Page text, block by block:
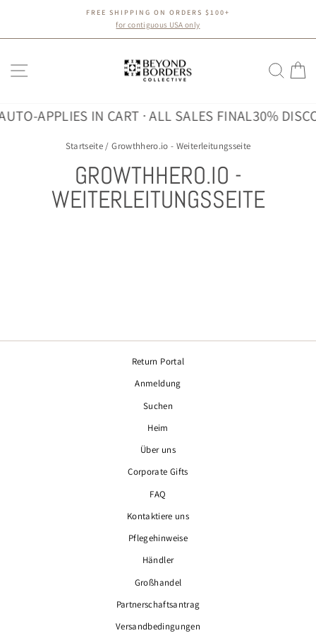
Inhalt
Pause
FREE SHIPPING ON ORDERS $100+
for contiguous USA only
SEITENNAVIGATION
APPLIES IN CART · ALL SALES FINAL30%
Startseite / Growthhero.io - Weiterleitungsseite
GROWTHHERO.IO -
WEITERLEITUNGSSEITE
Return Portal
Anmeldung
Suchen
Heim
Über uns
Corporate Gifts
FAQ
Kontaktiere uns
Pflegehinweise
Händler
Großhandel
Partnerschaftsantrag
Versandbedingungen